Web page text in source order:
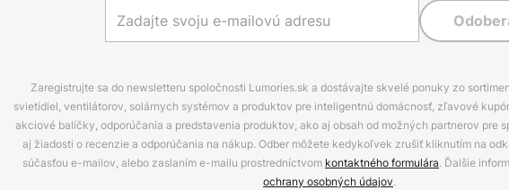
Zaregistrujte sa do newsletteru spoločnosti Lumories.sk a dostávajte skvelé ponuky zo
svietidiel, ventilátorov, solárnych systémov a produktov pre inteligentnú domácnosť, zľavové
akciové balíčky, odporúčania a predstavenia produktov, ako aj obsah od možných partnerov pre
aj žiadosti o recenzie a odporúčania na nákup. Odber môžete kedykoľvek zrušiť kliknutím na
súčasťou e-mailov, alebo zaslaním e-mailu prostredníctvom kontaktného formulára. Ďalšie
ochrany osobných údajov.